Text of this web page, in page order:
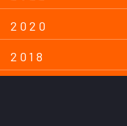
2020
2018